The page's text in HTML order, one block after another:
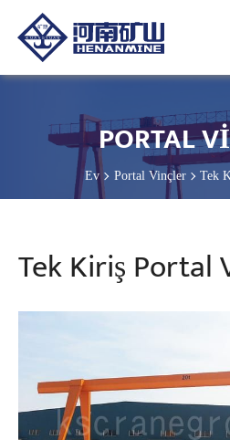
PORTAL
Ev Portal Vinçler Tek
Tek Kiriş Portal